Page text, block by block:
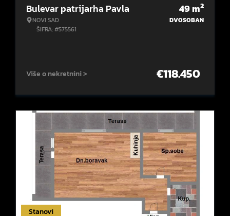
Bulevar patrijarha Pavla
NOVI SAD
ŠIFRA: #575561
49m2
DVOSOBAN
Više o nekretnini > €118.450
Stanovi